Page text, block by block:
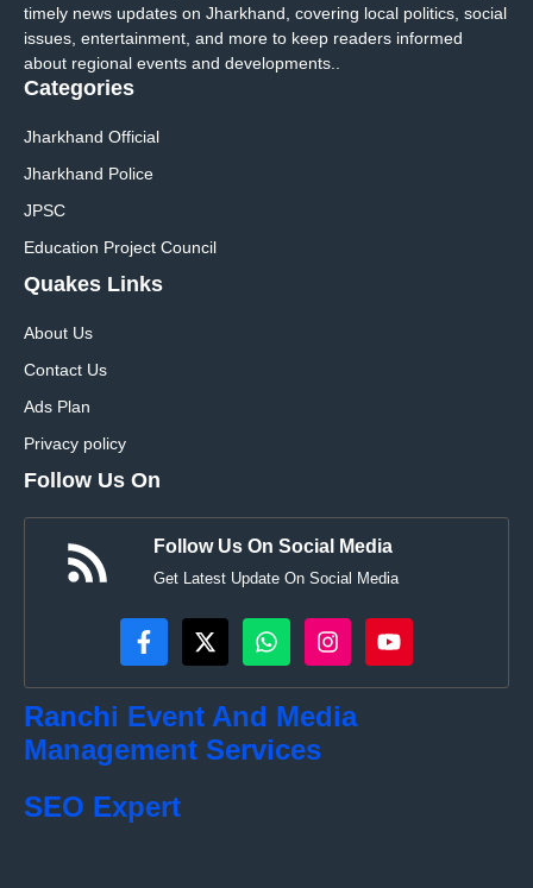
timely news updates on Jharkhand, covering local politics, social
issues, entertainment, and more to keep readers informed
about regional events and developments..
Categories
Jharkhand Official
Jharkhand Police
JPSC
Education Project Council
Quakes Links
About Us
Contact Us
Ads Plan
Privacy policy
Follow Us On
Follow Us On Social Media
Get Latest Update On Social Media
Ranchi Event And Media
Management Services
SEO Expert